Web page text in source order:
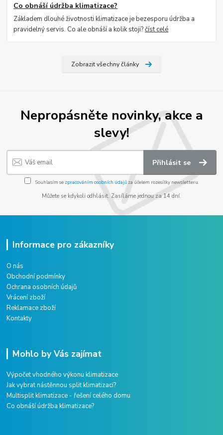
Co obnáší údržba klimatizace?
Základem dlouhé životnosti klimatizace je bezesporu údržba a
pravidelný servis. Co ale obnáší a kolik stoji?číst celé
Zobrazit všechny články
Nepropásněte novinky, akce a
slevy!
Přihlásit se
Souhlasím se zpracováním osobních údajůza účelem rozesílky newsletteru.
Můžete se kdykoli odhlásit. Zasíláme jednou za 14 dní.
Informace pro zákazníky
O nás
Obchodní podmínky
Ochrana osobních údajů
Vrácení zboží
Reklamace zboží
Kontakty
Mohlo by Vás zajímat
Výpočet vhodného výkonu klimatizace
Jak vybrat nástěnnou split klimatizaci?
Multisplit klimatizace - řešení celého domu
Co obnáší údržba klimatizace?